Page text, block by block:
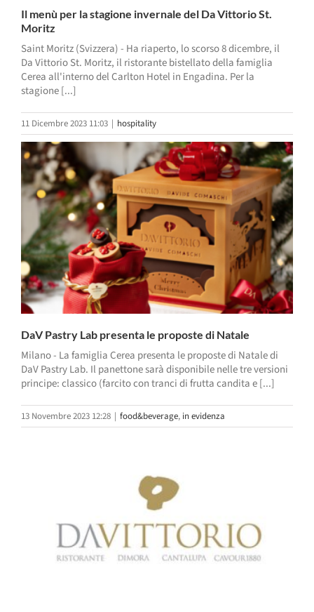
Il menù per la stagione invernale del Da Vittorio St.
Moritz
Saint Moritz (Svizzera) - Ha riaperto, lo scorso 8 dicembre, il
Da Vittorio St. Moritz, il ristorante bistellato della famiglia
Cerea all'interno del Carlton Hotel in Engadina. Per la
stagione [...]
11 Dicembre 2023 11:03 | hospitality
DaV Pastry Lab presenta le proposte di Natale
Milano - La famiglia Cerea presenta le proposte di Natale di
DaV Pastry Lab. Il panettone sarà disponibile nelle tre versioni
principe: classico (farcito con tranci di frutta candita e [...]
13 Novembre 2023 12:28 | food&beverage, in evidenza